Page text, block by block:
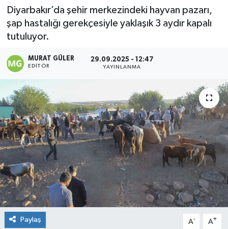
Diyarbakır’da şehir merkezindeki hayvan pazarı,
şap hastalığı gerekçesiyle yaklaşık 3 aydır kapalı
tutuluyor.
MURAT GÜLER
EDITÖR
29.09.2025 - 12:47
YAYINLANMA
Paylaş A- A+
Dünya
Eğitim
Ekonomi
Genel
Güncel
Gündem
İlim & İrfan
Kültür & Sanat
Tüm Manşetler
Son Dakika Haberleri
Haber Arşivi